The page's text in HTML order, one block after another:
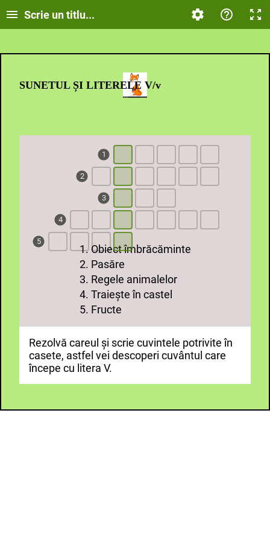
Scrie un titlu...
SUNETUL ȘI LITERELE V/v
1
2
3
4
5
1. Obiect îmbrăcăminte
2. Pasăre
3. Regele animalelor
4. Traiește în castel
5. Fructe
Rezolvă careul și scrie cuvintele potrivite în
casete, astfel vei descoperi cuvântul care
începe cu litera V.